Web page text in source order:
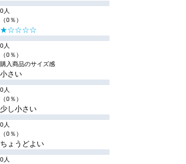
0人
（0％）
★☆☆☆☆
0人
（0％）
購入商品のサイズ感
小さい
0人
（0％）
少し小さい
0人
（0％）
ちょうどよい
0人